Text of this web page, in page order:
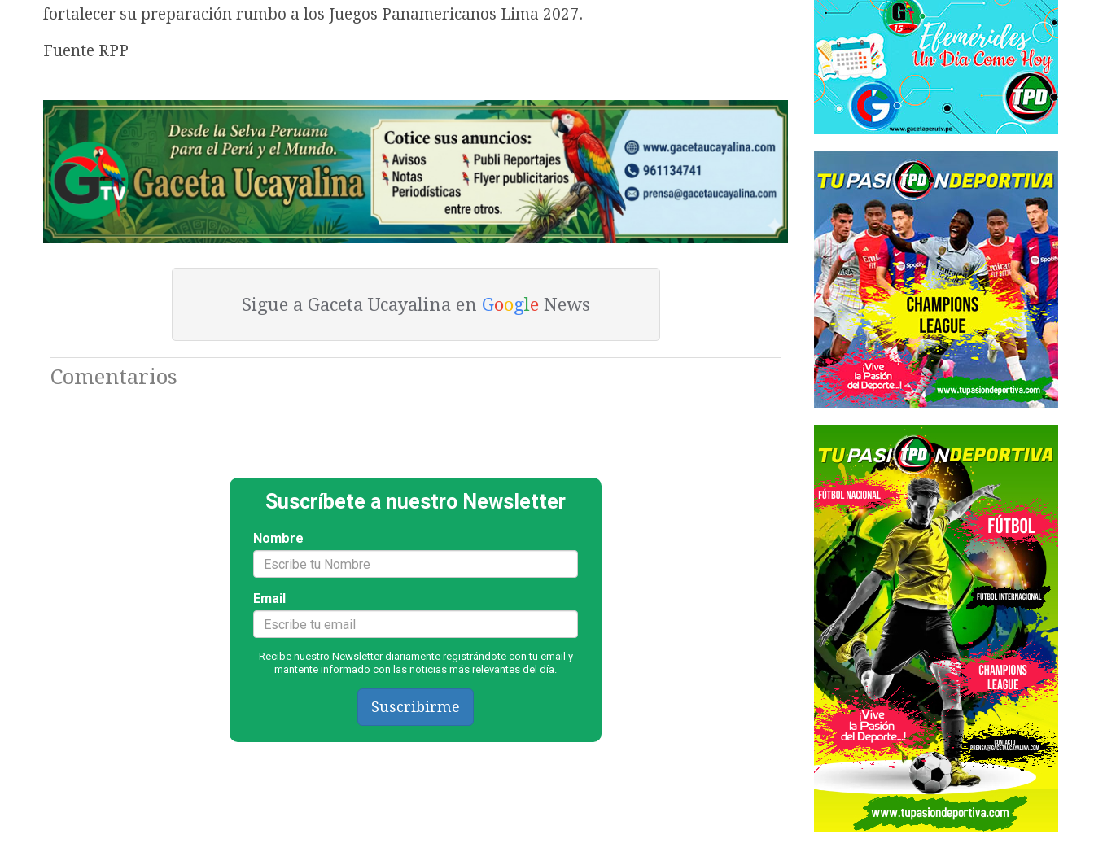
fortalecer su preparación rumbo a los Juegos Panamericanos Lima 2027.
Fuente RPP
Sigue a Gaceta Ucayalina en GoogleNews
Comentarios
Suscríbete a nuestro Newsletter
Nombre
Email
Recibe nuestro Newsletter diariamente registrándote con tu email y
mantente informado con las noticias más relevantes del día.
Suscribirme